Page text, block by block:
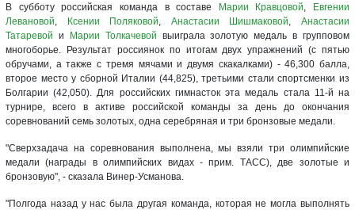
В субботу российская команда в составе Марии Кравцовой,
Евгении
Левановой, Ксении Поляковой, Анастасии Шишмаковой,Анастасии
Татаревой и Марии Толкачевой выиграла золотую медаль в групповом
многоборье. Результат россиянок по итогам двух упражнений (с пятью
обручами, а также с тремя мячами и двумя скакалками) - 46,300 балла,
второе место у сборной Италии (44,825), третьими стали спортсменки из
Болгарии (42,050). Для российских гимнасток эта медаль стала 11-й на
турнире, всего в активе российской команды за день до окончания
соревнований семь золотых, одна серебряная и три бронзовые медали.
"Сверхзадача на соревнования выполнена, мы взяли три олимпийские
медали (награды в олимпийских видах - прим. ТАСС), две золотые и
бронзовую", - сказала Винер-Усманова.
"Полгода назад у нас была другая команда, которая не могла выполнять